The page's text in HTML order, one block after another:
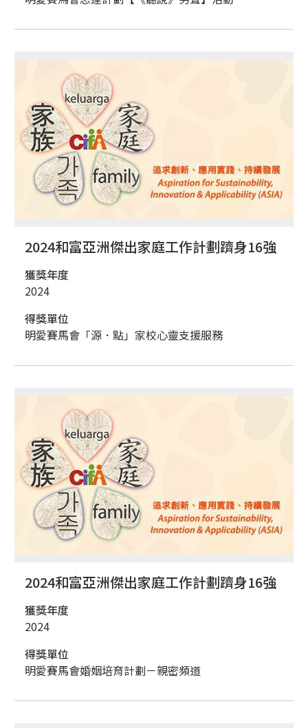
2024和富亞洲傑出家庭工作計劃躋身16強
獲獎年度
2024
得獎單位
明愛賽馬會「源．點」家校心靈支援服務
2024和富亞洲傑出家庭工作計劃躋身16強
獲獎年度
2024
得獎單位
明愛賽馬會婚姻培育計劃－親密頻道